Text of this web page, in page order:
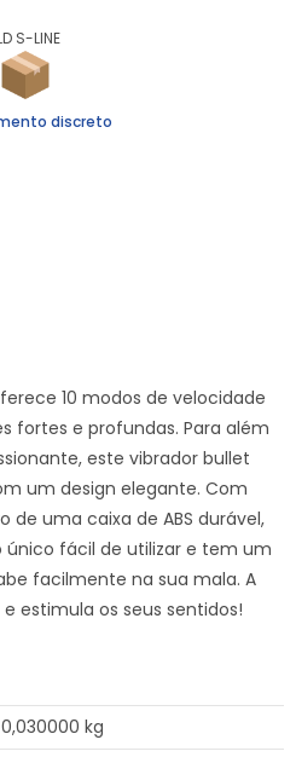
S-LINE
discreto
10 modos de velocidade
fortes e profundas. Para além
este vibrador bullet
um design elegante. Com
uma caixa de ABS durável,
fácil de utilizar e tem um
facilmente na sua mala. A
estimula os seus sentidos!
0,030000 kg